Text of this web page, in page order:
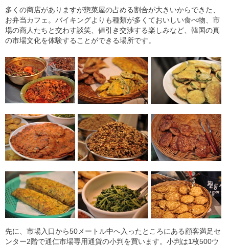
多くの商店がありますが惣菜屋の占める割合が大きいからできた、
お弁当カフェ。バイキングよりも種類が多くておいしい食べ物、市
場の商人たちと交わす談笑、値引き交渉する楽しみなど、韓国の真
の市場文化を体験することができる場所です。
先に、市場入口から50メートル中へ入ったところにある顧客満足セ
ンター2階で通仁市場専用通貨の小判を買います。小判は1枚500ウ